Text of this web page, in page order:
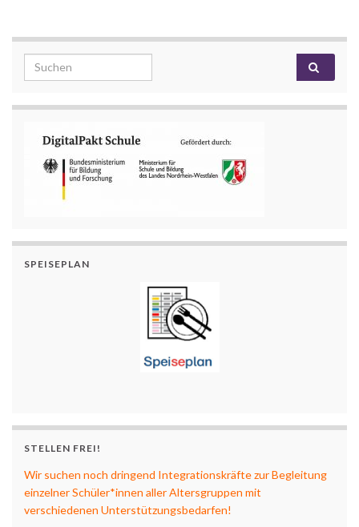
Search for:
SPEISEPLAN
STELLEN FREI!
Wir suchen noch dringend Integrationskräfte zur Begleitung
einzelner Schüler*innen aller Altersgruppen mit
verschiedenen Unterstützungsbedarfen!